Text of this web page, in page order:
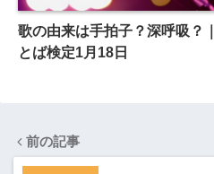
歌の由来は手拍子？深呼吸？
とば検定1月18日
前の記事